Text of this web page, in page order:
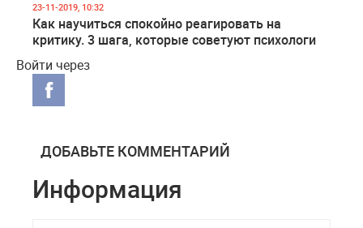
23-11-2019, 10:32
Как научиться спокойно реагировать на
критику. 3 шага, которые советуют психологи
Войти через
ДОБАВЬТЕ КОММЕНТАРИЙ
Информация